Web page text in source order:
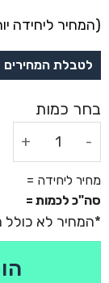
(המחיר ליחידה
סה"כ לכמות =
מחיר ליחידה =